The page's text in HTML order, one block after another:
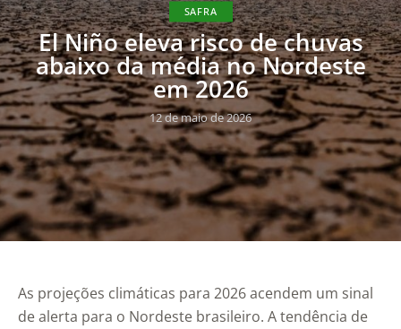
SAFRA
El Niño eleva risco de chuvas
abaixo da média no Nordeste
em 2026
12 de maio de 2026
As projeções climáticas para 2026 acendem um sinal
de alerta para o Nordeste brasileiro. A tendência de